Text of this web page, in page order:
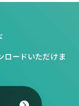
ロードいただけま